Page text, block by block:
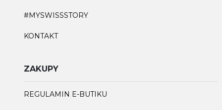
#MYSWISSSTORY
KONTAKT
ZAKUPY
REGULAMIN E-BUTIKU